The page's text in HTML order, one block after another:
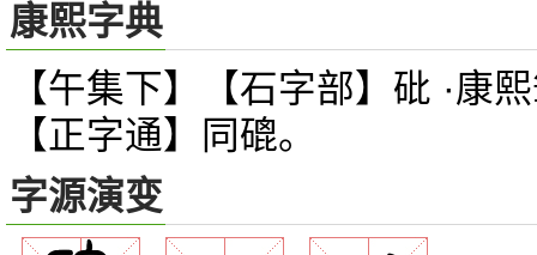
康熙字典
【午集下】【石字部】砒 ·康
【正字通】同磇。
字源演变